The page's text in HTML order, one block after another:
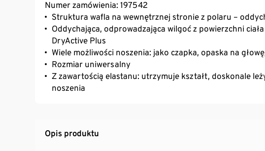
Numer zamówienia: 197542
Struktura wafla na wewnętrznej stronie z polaru –
Oddychająca, odprowadzająca wilgoć z powierzchni
DryActive Plus
Wiele możliwości noszenia: jako czapka, opaska na
Rozmiar uniwersalny
Z zawartością elastanu: utrzymuje kształt, doskonale
noszenia
Opis produktu